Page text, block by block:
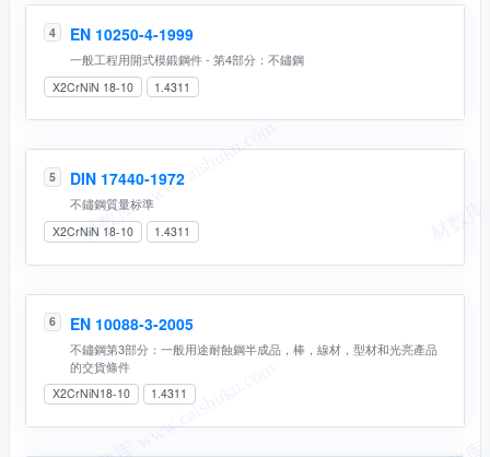
4 EN 10250-4-1999
一般工程用開式模鍛鋼件 - 第4部分：不鏽鋼
X2CrNiN 18-10 1.4311
5 DIN 17440-1972
不鏽鋼質量标準
X2CrNiN 18-10 1.4311
6 EN 10088-3-2005
不鏽鋼第3部分：一般用途耐蝕鋼半成品，棒，線材，型材和光亮產品
的交貨條件
X2CrNiN18-10 1.4311